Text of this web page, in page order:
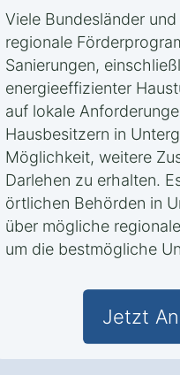
Viele Bundesländer
regionale
Sanierungen,
energieeffizienter
auf lokale
Hausbesitzern in
Möglichkeit, weitere
Darlehen zu erhalten.
örtlichen Behörden in
über mögliche
um die bestmögliche
Jetzt